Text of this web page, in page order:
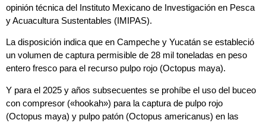
opinión técnica del Instituto Mexicano de Investigación en Pesca
y Acuacultura Sustentables (IMIPAS).
La disposición indica que en Campeche y Yucatán se estableció
un volumen de captura permisible de 28 mil toneladas en peso
entero fresco para el recurso pulpo rojo (Octopus maya).
Y para el 2025 y años subsecuentes se prohíbe el uso del buceo
con compresor («hookah») para la captura de pulpo rojo
(Octopus maya) y pulpo patón (Octopus americanus) en las